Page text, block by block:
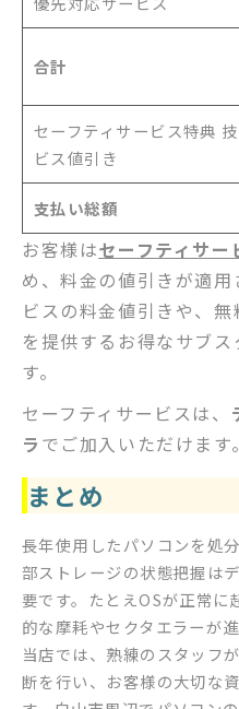
合計
セーフティサービス特典
ビス値引き
支払い総額
お客様はセーフティサー
め、料金の値引きが適
ビスの料金値引きや、
を提供するお得なサブ
す。
セーフティサービスは、
ラ でご加入いただけます。
まとめ
長年使用したパソコンを処
部ストレージの状態把握は
要です。たとえOSが正常に
的な摩耗やセクタエラーが
当店では、熟練のスタッフ
断を行い、お客様の大切な